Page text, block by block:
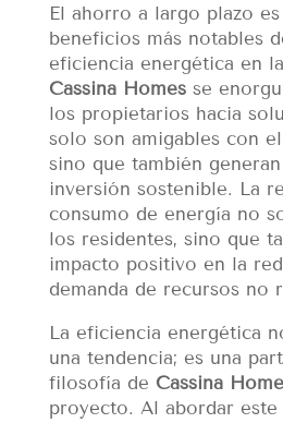
El ahorro a largo plazo
beneficios más notables
eficiencia energética en
Cassina Homesse
los propietarios hacia
solo son amigables con
sino que también
inversión sostenible. La
consumo de energía no
los residentes, sino que
impacto positivo en la
demanda de recursos no
La eficiencia energética
una tendencia; es una
filosofía de Cassina
proyecto. Al abordar